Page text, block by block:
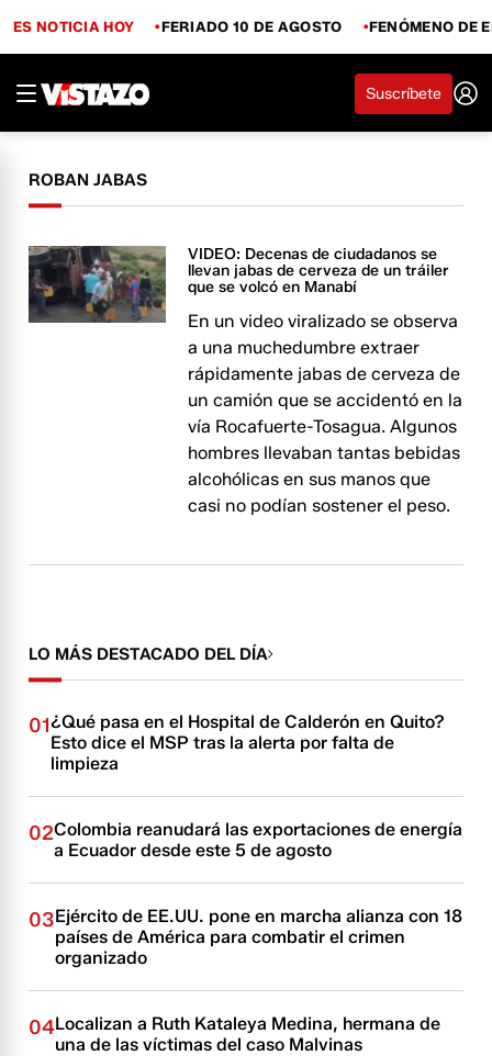
ES NOTICIA HOY FERIADO 10 DE AGOSTO FENÓMENO DE
Suscríbete
ROBAN JABAS
VIDEO: Decenas de ciudadanos se
llevan jabas de cerveza de un tráiler
que se volcó en Manabí
En un video viralizado se observa
a una muchedumbre extraer
rápidamente jabas de cerveza de
un camión que se accidentó en la
vía Rocafuerte-Tosagua. Algunos
hombres llevaban tantas bebidas
alcohólicas en sus manos que
casi no podían sostener el peso.
LO MÁS DESTACADO DEL DÍA
01¿Qué pasa en el Hospital de Calderón en Quito?
Esto dice el MSP tras la alerta por falta de
limpieza
02Colombia reanudará las exportaciones de energía
a Ecuador desde este 5 de agosto
03Ejército de EE.UU. pone en marcha alianza con 18
países de América para combatir el crimen
organizado
04Localizan a Ruth Kataleya Medina, hermana de
una de las víctimas del caso Malvinas